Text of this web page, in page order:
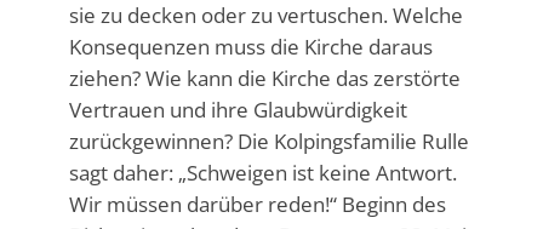
sie zu decken oder zu vertuschen. Welche
Konsequenzen muss die Kirche daraus
ziehen? Wie kann die Kirche das zerstörte
Vertrauen und ihre Glaubwürdigkeit
zurückgewinnen? Die Kolpingsfamilie Rulle
sagt daher: „Schweigen ist keine Antwort.
Wir müssen darüber reden!“ Beginn des